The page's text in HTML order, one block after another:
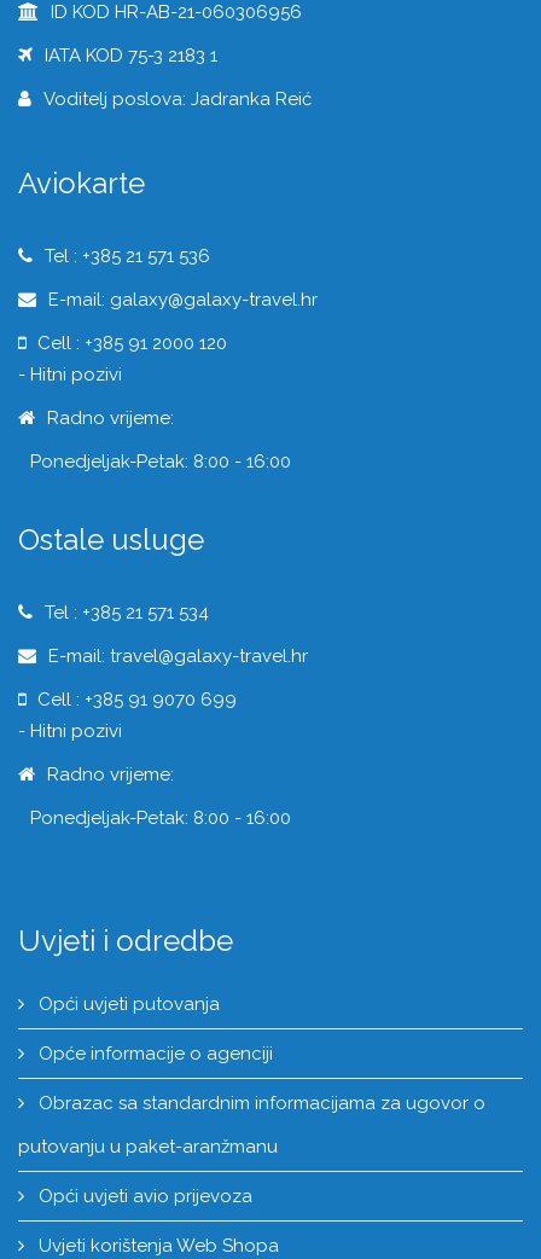
ID KOD HR-AB-21-060306956
IATA KOD 75-3 2183 1
Voditelj poslova: Jadranka Reić
Aviokarte
Tel : +385 21 571 536
E-mail: galaxy@galaxy-travel.hr
Cell : +385 91 2000 120
- Hitni pozivi
Radno vrijeme:
Ponedjeljak-Petak: 8:00 - 16:00
Ostale usluge
Tel : +385 21 571 534
E-mail: travel@galaxy-travel.hr
Cell : +385 91 9070 699
- Hitni pozivi
Radno vrijeme:
Ponedjeljak-Petak: 8:00 - 16:00
Uvjeti i odredbe
Opći uvjeti putovanja
Opće informacije o agenciji
Obrazac sa standardnim informacijama za ugovor o
putovanju u paket-aranžmanu
Opći uvjeti avio prijevoza
Uvjeti korištenja Web Shopa